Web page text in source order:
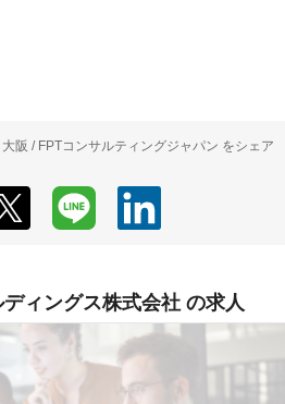
阪 / FPTコンサルティングジャパン をシェア
ィングス株式会社 の求人